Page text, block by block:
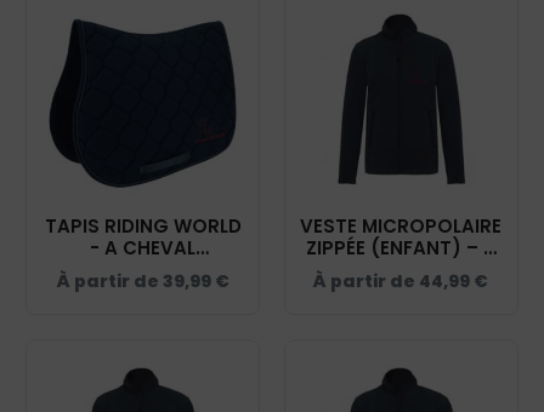
TAPIS RIDING WORLD
- A CHEVAL
AUTREMENT - NAVY -
20453
À partir de 39,99 €
VESTE MICROPOLAIRE
ZIPPÉE (ENFANT) – A
CHEVAL AUTREMENT
- NAVY – K920
À partir de 44,99 €